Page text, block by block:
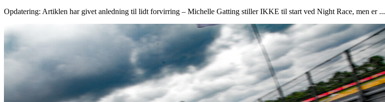
Opdatering: Artiklen har givet anledning til lidt forvirring – Michelle Gatting stiller IKKE til start ved Night Race, men er ...